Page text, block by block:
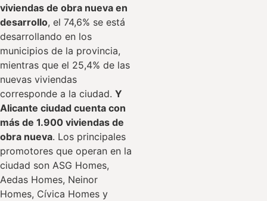
viviendas de obra nueva en
desarrollo, el 74,6% se está
desarrollando en los
municipios de la provincia,
mientras que el 25,4% de las
nuevas viviendas
corresponde a la ciudad. Y
Alicante ciudad cuenta con
más de 1.900 viviendas de
obra nueva. Los principales
promotores que operan en la
ciudad son ASG Homes,
Aedas Homes, Neinor
Homes, Cívica Homes y